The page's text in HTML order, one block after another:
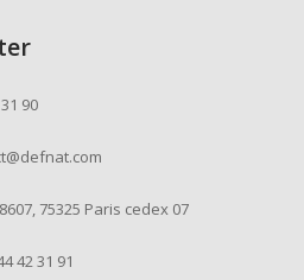
90
75325 Paris cedex 07
42 31 91